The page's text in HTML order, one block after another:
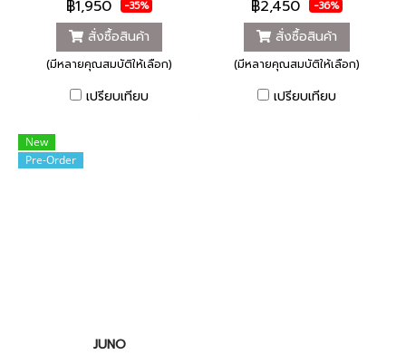
฿1,950 -35%
สั่งซื้อสินค้า
(มีหลายคุณสมบัติให้เลือก)
เปรียบเทียบ
฿2,450 -36%
สั่งซื้อสินค้า
(มีหลายคุณสมบัติให้เลือก)
เปรียบเทียบ
New
Pre-Order
JUNO